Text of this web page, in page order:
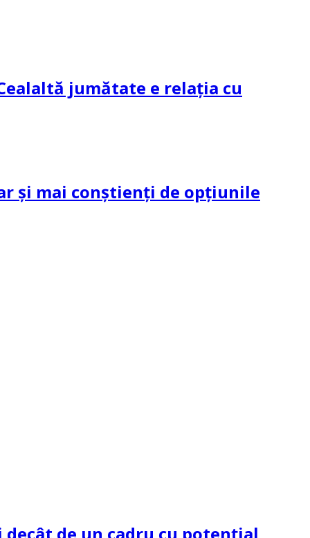
jumătate e relația cu
și mai conștienți de opțiunile